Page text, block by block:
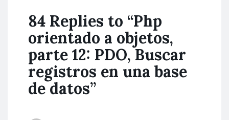
84 Replies to “Php
orientado a objetos,
parte 12: PDO, Buscar
registros en una base
de datos”